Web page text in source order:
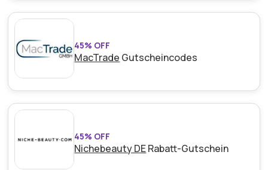
45% OFF
MacTrade Gutscheincodes
45% OFF
Nichebeauty DERabatt-Gutschein